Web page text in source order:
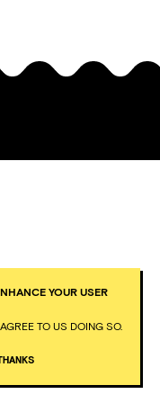
YOUR USER
TO US DOING SO.